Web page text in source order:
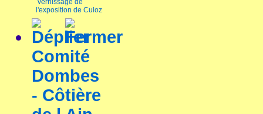
vernissage de
l'exposition de Culoz
Comité
Dombes
- Côtière